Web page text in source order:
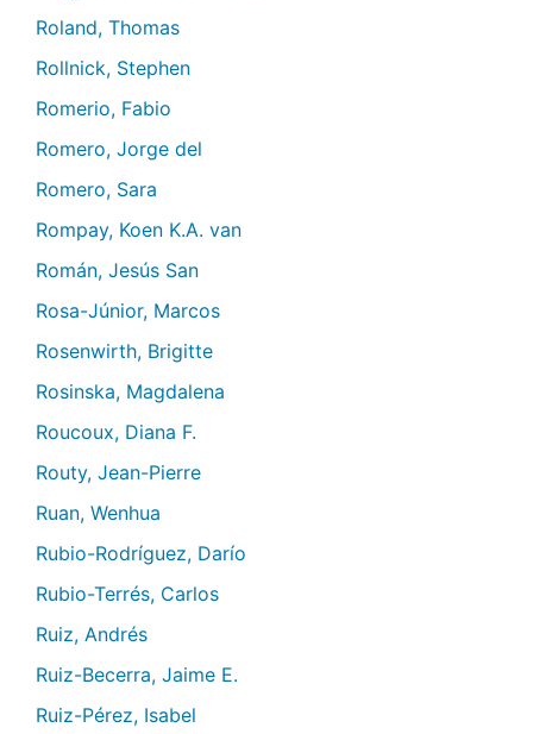
Roland, Thomas
Rollnick, Stephen
Romerio, Fabio
Romero, Jorge del
Romero, Sara
Rompay, Koen K.A. van
Román, Jesús San
Rosa-Júnior, Marcos
Rosenwirth, Brigitte
Rosinska, Magdalena
Roucoux, Diana F.
Routy, Jean-Pierre
Ruan, Wenhua
Rubio-Rodríguez, Darío
Rubio-Terrés, Carlos
Ruiz, Andrés
Ruiz-Becerra, Jaime E.
Ruiz-Pérez, Isabel